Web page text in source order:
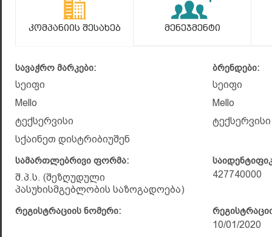
Კომპანიის Შესახებ Მენეჯმენტი
სავაჭრო მარკები:
სეიფი
Mello
ტექსერვისი
სქაინეთ დისტრიბიუშენ
ბრენდები:
სეიფი
Mello
ტექსერვისი
სამართლებრივი ფორმა:
შ.პ.ს. (შეზღუდული
პასუხისმგებლობის საზოგადოება)
427740000
რეგისტრაციის ნომერი:
10/01/2020